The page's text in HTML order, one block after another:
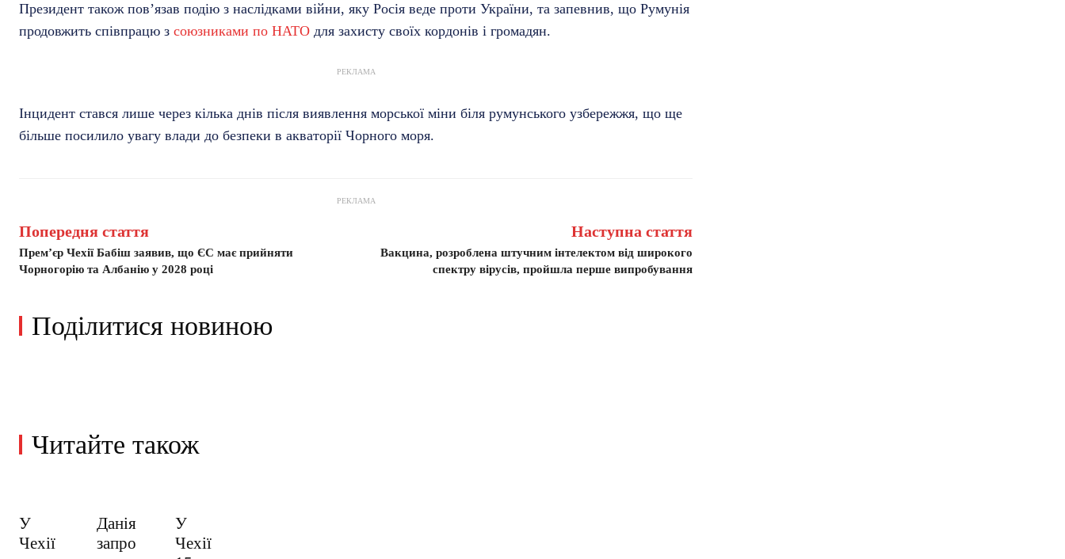
Президент також пов’язав подію з наслідками війни, яку Росія веде проти України, та запевнив, що Румунія
продовжить співпрацю з союзниками по НАТО для захисту своїх кордонів і громадян.
РЕКЛАМА
Інцидент стався лише через кілька днів після виявлення морської міни біля румунського узбережжя, що ще
більше посилило увагу влади до безпеки в акваторії Чорного моря.
РЕКЛАМА
Попередня стаття
Прем’єр Чехії Бабіш заявив, що ЄС має прийняти
Чорногорію та Албанію у 2028 році
Наступна стаття
Вакцина, розроблена штучним інтелектом від широкого
спектру вірусів, пройшла перше випробування
Поділитися новиною
Читайте також
У
Чехії
Данія
запро
У
Чехії